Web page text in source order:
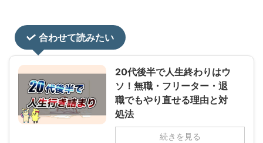
合わせて読みたい
20代後半で人生終わりはウ
ソ！無職・フリーター・退
職でもやり直せる理由と対
処法
続きを見る